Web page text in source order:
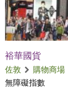
裕華國貨
佐敦
購物商場
無障礙指數